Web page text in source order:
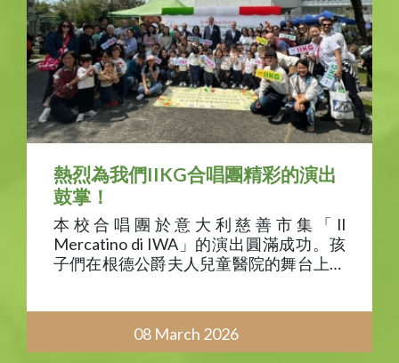
熱烈為我們IIKG合唱團精彩的演出
鼓掌！
本校合唱團於意大利慈善市集「Il
Mercatino di IWA」的演出圓滿成功。孩
子們在根德公爵夫人兒童醫院的舞台上展
08 March 2026